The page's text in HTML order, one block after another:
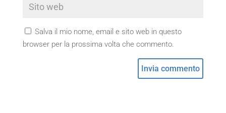
Salva il mio nome, email e sito web in questo
browser per la prossima volta che commento.